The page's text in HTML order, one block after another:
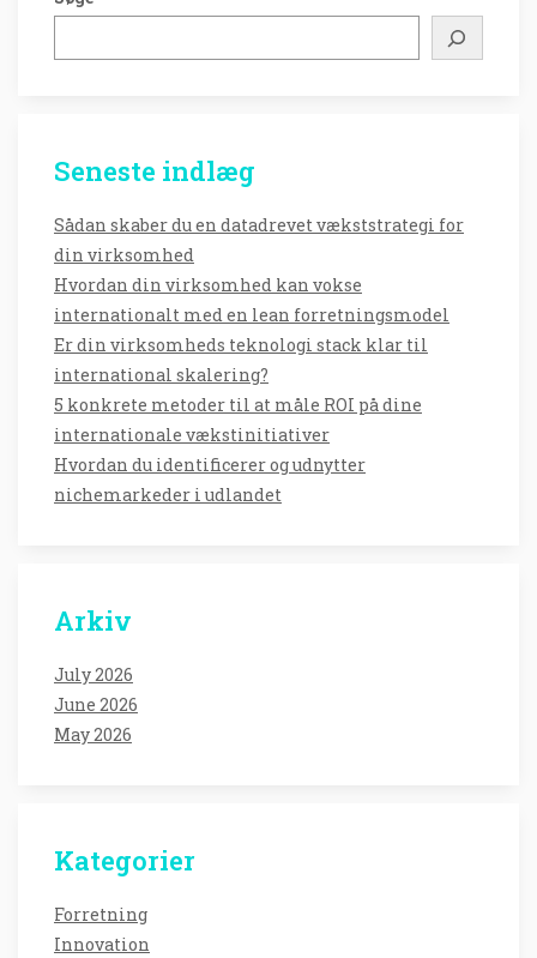
Seneste indlæg
Sådan skaber du en datadrevet vækststrategi for
din virksomhed
Hvordan din virksomhed kan vokse
internationalt med en lean forretningsmodel
Er din virksomheds teknologi stack klar til
international skalering?
5 konkrete metoder til at måle ROI på dine
internationale vækstinitiativer
Hvordan du identificerer og udnytter
nichemarkeder i udlandet
Arkiv
July 2026
June 2026
May 2026
Kategorier
Forretning
Innovation